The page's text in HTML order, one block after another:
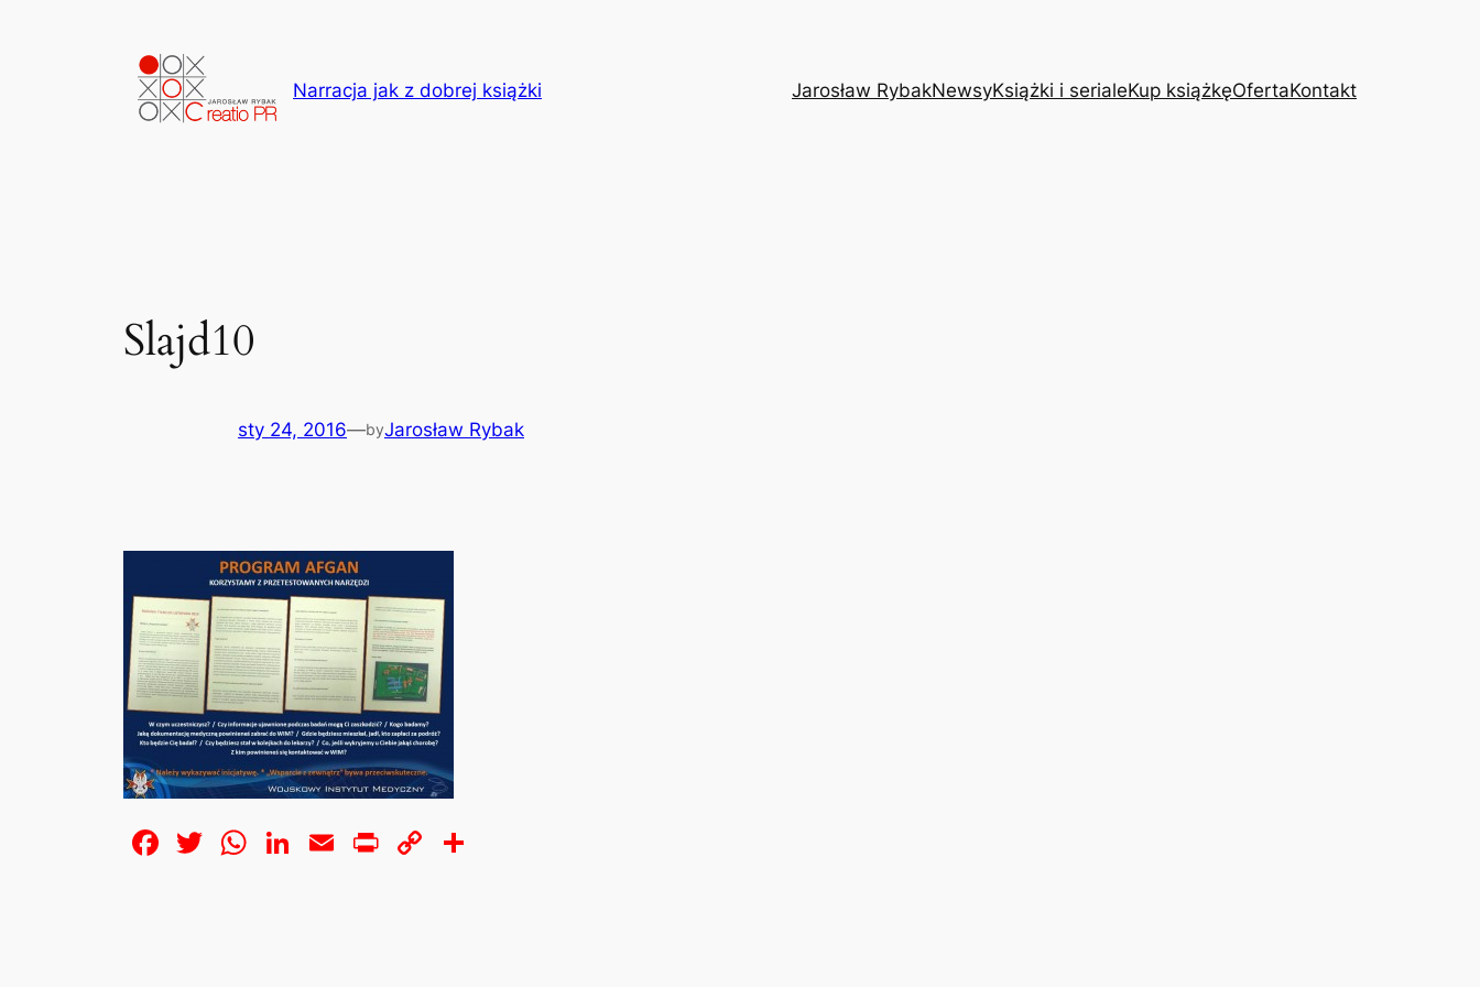
Narracja jak z dobrej książki Jarosław RybakNewsyKsiążki i serialeKup książkęOfertaKontakt
Slajd10
sty 24, 2016—byJarosław Rybak
Facebook
Twitter
WhatsApp
LinkedIn
EmailPrintCopy